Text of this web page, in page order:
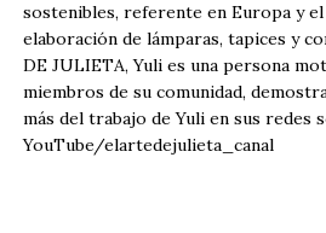
sostenibles, referente en Europa y
elaboración de lámparas, tapices y
DE JULIETA, Yuli es una persona
miembros de su comunidad,
más del trabajo de Yuli en sus redes
YouTube/elartedejulieta_canal